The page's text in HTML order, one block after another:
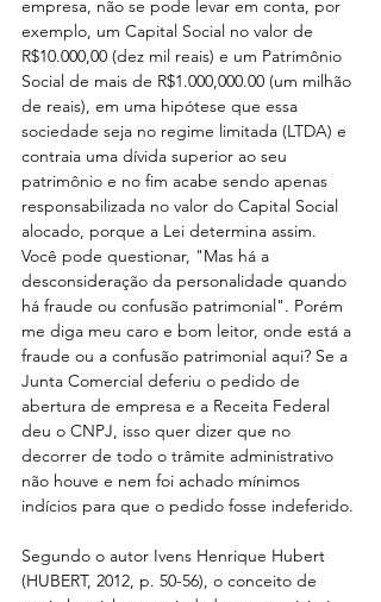
empresa, não se pode levar em conta, por
exemplo, um Capital Social no valor de
R$10.000,00 (dez mil reais) e um Patrimônio
Social de mais de R$1.000,000.00 (um milhão
de reais), em uma hipótese que essa
sociedade seja no regime limitada (LTDA) e
contraia uma dívida superior ao seu
patrimônio e no fim acabe sendo apenas
responsabilizada no valor do Capital Social
alocado, porque a Lei determina assim.
Você pode questionar, "Mas há a
desconsideração da personalidade quando
há fraude ou confusão patrimonial". Porém
me diga meu caro e bom leitor, onde está a
fraude ou a confusão patrimonial aqui? Se a
Junta Comercial deferiu o pedido de
abertura de empresa e a Receita Federal
deu o CNPJ, isso quer dizer que no
decorrer de todo o trâmite administrativo
não houve e nem foi achado mínimos
indícios para que o pedido fosse indeferido.
Segundo o autor Ivens Henrique Hubert
(HUBERT, 2012, p. 50-56), o conceito de